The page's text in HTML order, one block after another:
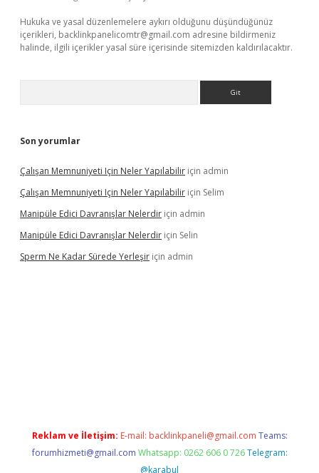
Hukuka ve yasal düzenlemelere aykırı olduğunu düşündüğünüz
içerikleri, backlinkpanelicomtr@gmail.com adresine bildirmeniz
halinde, ilgili içerikler yasal süre içerisinde sitemizden kaldırılacaktır.
Son yorumlar
Çalışan Memnuniyeti Için Neler Yapılabilir için admin
Çalışan Memnuniyeti Için Neler Yapılabilir için Selim
Manipüle Edici Davranışlar Nelerdir için admin
Manipüle Edici Davranışlar Nelerdir için Selin
Sperm Ne Kadar Sürede Yerleşir için admin
Reklam ve İletişim: E-mail: backlinkpaneli@gmail.com Teams:
forumhizmeti@gmail.com Whatsapp: 0262 606 0 726 Telegram:
@karabul